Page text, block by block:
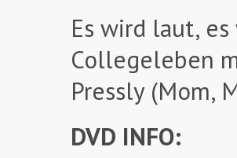
Es wird laut,
Collegeleben
Pressly (Mom,
DVD INFO: